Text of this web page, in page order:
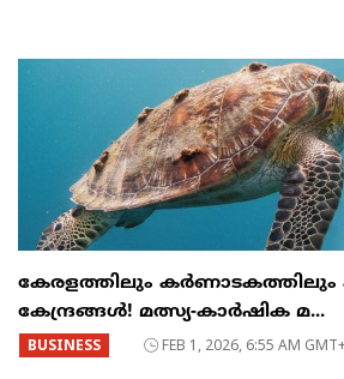
കേരളത്തിലും കർണാടകത്തിലും
കേന്ദ്രങ്ങൾ! മത്സ്യ-കാർഷിക മ...
BUSINESS FEB 1, 2026, 6:55 AM